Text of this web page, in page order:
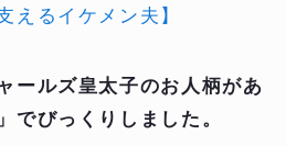
えるイケメン夫】
ールズ皇太子のお人柄があ
でびっくりしました。